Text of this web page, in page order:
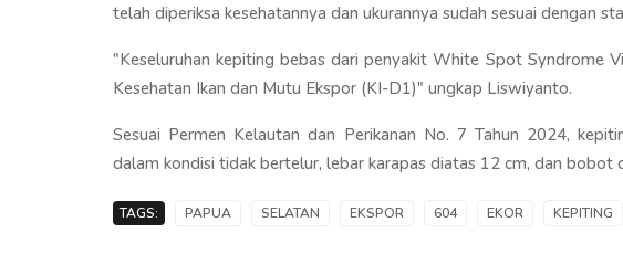
telah diperiksa kesehatannya dan ukurannya sudah sesuai dengan
"Keseluruhan kepiting bebas dari penyakit White Spot Syndrome
Kesehatan Ikan dan Mutu Ekspor (KI-D1)" ungkap Liswiyanto.
Sesuai Permen Kelautan dan Perikanan No. 7 Tahun 2024,
dalam kondisi tidak bertelur, lebar karapas diatas 12 cm, dan bobot
TAGS: PAPUA SELATAN EKSPOR 604 EKOR KEPITING